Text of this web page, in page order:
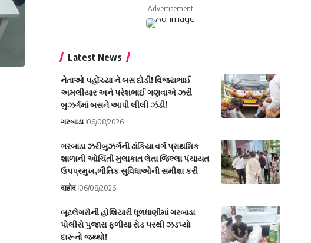
- Advertisement -
Latest News
નેતાઓ પહોંચ્યા ને બસ દોડી! વિજયભાઈ
અમલીયાર અને પરેશભાઈ ગણવાએ ઝરી
બુઝર્ગમાં બસને આપી લીલી ઝંડી!
ગરબાડા 06/08/2026
ગરબાડા ઝરીબુઝર્ગની ઢાંકિયા વર્ગ પ્રાથમિક
શાળાની ઓચિંતી મુલાકાત લેતા જિલ્લા પંચાયત
ઉપપ્રમુખ,ભૌતિક સુવિધાઓની સમીક્ષા કરી
दाहोद 06/08/2026
બૂટલેગરોની હોશિયારી ધૂળધાણીમાં ગરબાડા
પોલીસે પુજારા ફળીયા રોડ પરથી ઝડપ્યો
દારૂનો જથ્થો!